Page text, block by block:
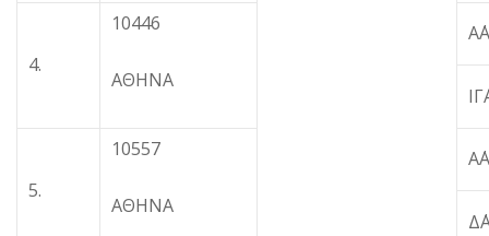
4.
10446
ΑΘΗΝΑ
5.
10557
ΑΘΗΝΑ